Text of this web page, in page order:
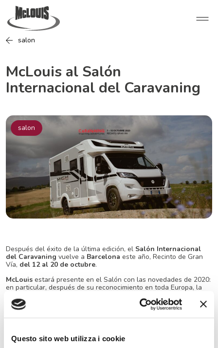
Questo sito web utilizza i cookie
salon
McLouis al Salón
Internacional del Caravaning
salon
Después del éxito de la última edición, el Salón Internacional
del Caravaning vuelve a Barcelona este año, Recinto de Gran
Vía, del 12 al 20 de octubre.
McLouis estará presente en el Salón con las novedades de 2020:
en particular, después de su reconocimiento en toda Europa, la
autocaravanas
, completamente redefinidas en diseño,
mobiliario interior y equipamiento.
mansiones de
Glamys y Van Menfys